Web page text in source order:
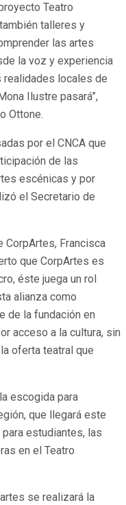
Teatro
talleres y
las artes
la voz y experiencia
realidades locales de
Ilustre pasará”,
Ottone.
por el CNCA que
de las
escénicas y por
el Secretario de
CorpArtes, Francisca
que CorpArtes es
éste juega un rol
alianza como
de la fundación en
acceso a la cultura, sin
oferta teatral que
escogida para
que llegará este
estudiantes, las
en el Teatro
se realizará la